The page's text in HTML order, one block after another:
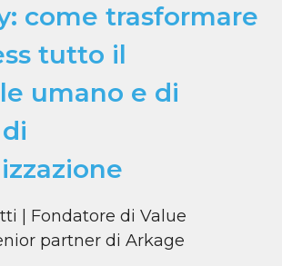
come trasformare
tutto il
umano e di
| Fondatore di Value
partner di Arkage